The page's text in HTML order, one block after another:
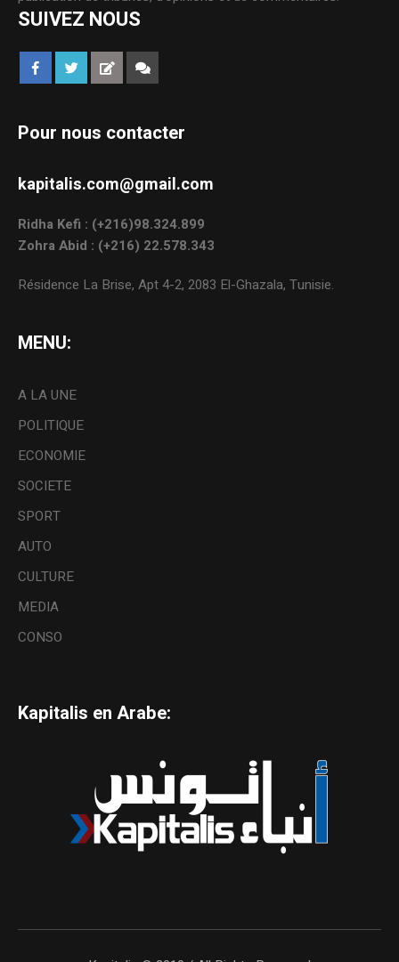
SUIVEZ NOUS
Pour nous contacter
kapitalis.com@gmail.com
Ridha Kefi : (+216)98.324.899
Zohra Abid : (+216) 22.578.343
Résidence La Brise, Apt 4-2, 2083 El-Ghazala, Tunisie.
MENU:
A LA UNE
POLITIQUE
ECONOMIE
SOCIETE
SPORT
AUTO
CULTURE
MEDIA
CONSO
Kapitalis en Arabe: